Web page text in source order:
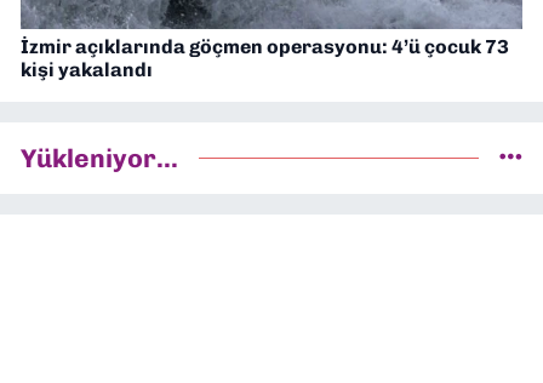
İzmir açıklarında göçmen operasyonu: 4’ü çocuk 73
kişi yakalandı
Yükleniyor...